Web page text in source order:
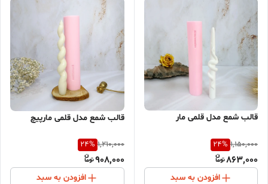
قالب شمع مدل قلمی مار
1,150,000
24%
863,000
افزودن به سبد
قالب شمع مدل قلمی مارپیچ
1,210,000
24%
908,000
افزودن به سبد